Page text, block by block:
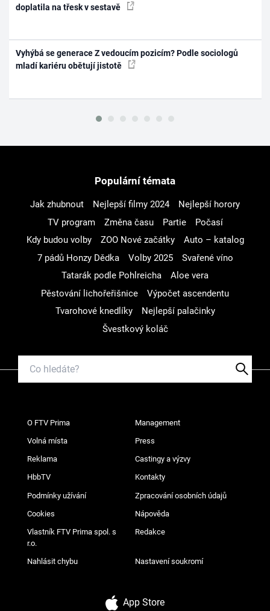
doplatila na třesk v sestavě
Vyhýbá se generace Z vedoucím pozicím? Podle sociologů
mladí kariéru obětují jistotě
Populární témata
Jak zhubnout Nejlepší filmy 2024
Nejlepší horory
TV program
Změna času Partie
Počasí
Kdy budou volby
ZOO Nové začátky
Auto – katalog
7 pádů Honzy Dědka
Volby 2025
Svařené víno
Tatarák podle Pohlreicha
Aloe vera
Pěstování lichořeřišnice
Výpočet ascendentu
Tvarohové knedlíky
Nejlepší palačinky
Švestkový koláč
O FTV Prima Management
Volná místa Press
Reklama Castingy a výzvy
HbbTV Kontakty
Podmínky užívání Zpracování osobních údajů
Cookies Nápověda
Vlastník FTV Prima spol. s
r.o.
Redakce
Nahlásit chybu Nastavení soukromí
App Store